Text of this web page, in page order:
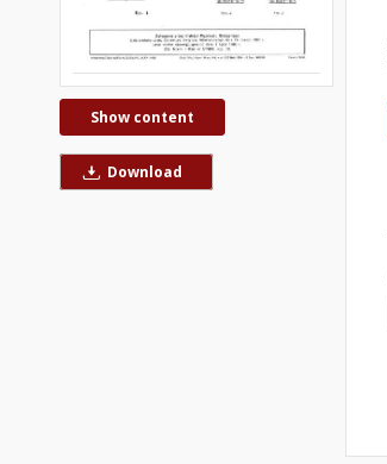
Show content
Download